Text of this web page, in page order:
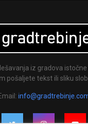
iz gradova
pošaljete tekst ili sliku